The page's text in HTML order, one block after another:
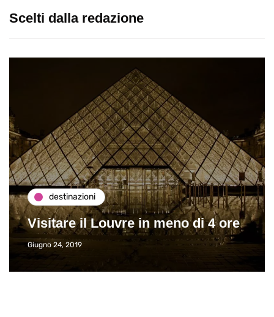
Scelti dalla redazione
destinazioni
Visitare il Louvre in meno di 4 ore
Giugno 24, 2019